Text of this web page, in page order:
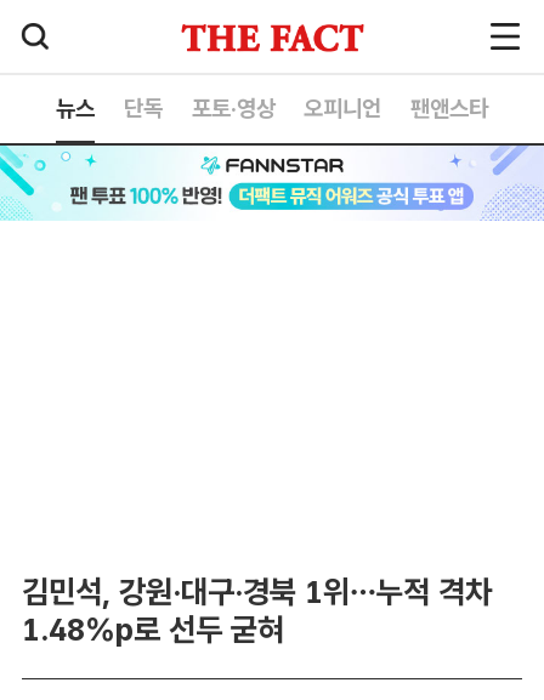
뉴스 단독 포토·영상 오피니언 팬앤스타
김민석, 강원·대구·경북 1위…누적 격차
1.48%p로 선두 굳혀